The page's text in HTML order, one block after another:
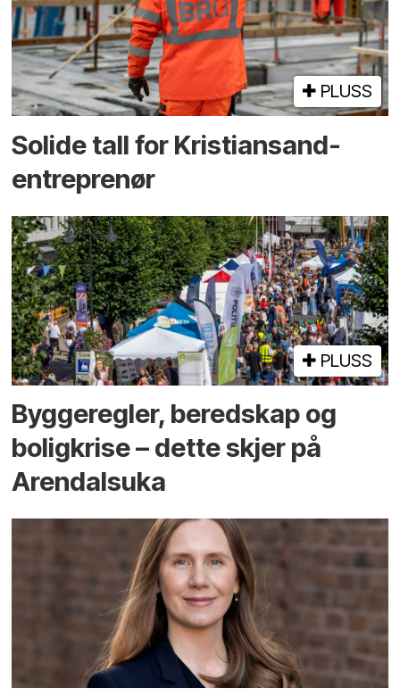
PLUSS
Solide tall for Kristiansand-
entreprenør
PLUSS
Bygge­regler, beredskap og
bolig­krise – dette skjer på
Arendals­uka